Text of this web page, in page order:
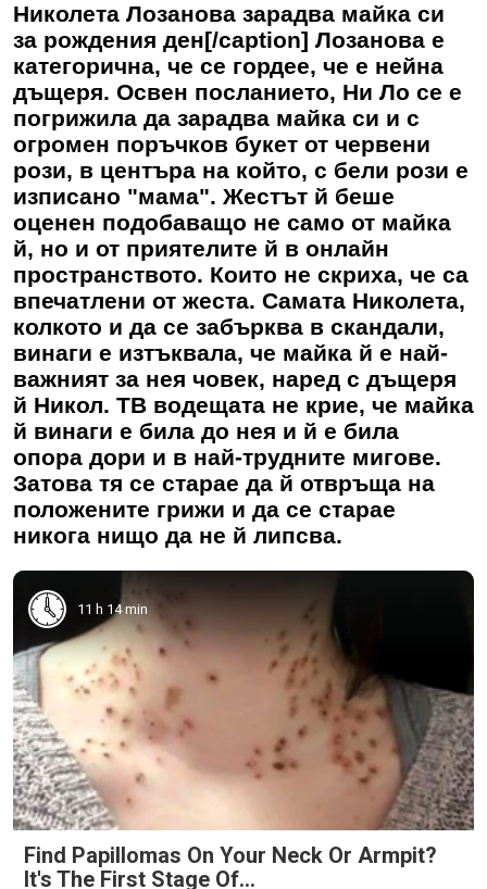
Николета Лозанова зарадва майка си
за рождения ден[/caption] Лозанова е
категорична, че се гордее, че е нейна
дъщеря. Освен посланието, Ни Ло се е
погрижила да зарадва майка си и с
огромен поръчков букет от червени
рози, в центъра на който, с бели рози е
изписано "мама". Жестът й беше
оценен подобаващо не само от майка
й, но и от приятелите й в онлайн
пространството. Които не скриха, че са
впечатлени от жеста. Самата Николета,
колкото и да се забърква в скандали,
винаги е изтъквала, че майка й е най-
важният за нея човек, наред с дъщеря
й Никол. ТВ водещата не крие, че майка
й винаги е била до нея и й е била
опора дори и в най-трудните мигове.
Затова тя се старае да й отвръща на
положените грижи и да се старае
никога нищо да не й липсва.
11 h 14 min
Find Papillomas On Your Neck Or Armpit?
It's The First Stage Of...